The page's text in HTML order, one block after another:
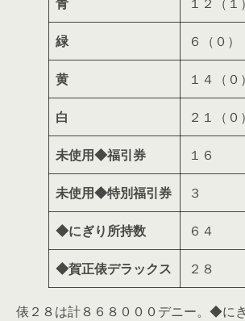
緑 ６（０）
黄 １４（０）
白 ２１（０）
未使用◆福引券 １６
未使用◆特別福引券 ３
◆にぎり所持数 ６４
◆賀正俵デラックス ２８
俵２８は計８６８０００デニー。◆に